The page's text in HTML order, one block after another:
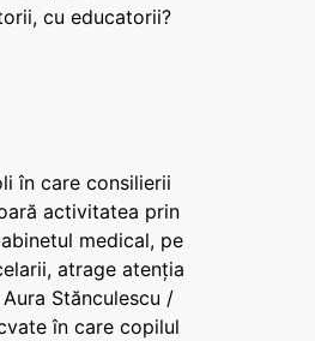
cu educatorii?
în care consilierii
activitatea prin
medical, pe
atrage atenția
Stănculescu /
în care copilul